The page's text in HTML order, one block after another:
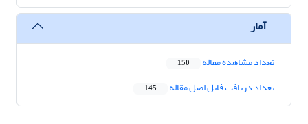
آمار
تعداد مشاهده مقاله 150
تعداد دریافت فایل اصل مقاله 145